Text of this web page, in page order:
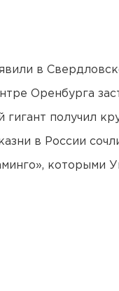
в
Оренбурга
гигант получил
в России
которыми